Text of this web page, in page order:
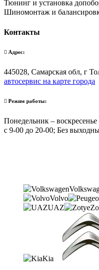
Тюнинг и установка
Шиномонтаж и
Контакты
Адрес:
445028, Самарская обл, г
автосервис на карте города
Режим работы:
Понедельник – воскресенье
с 9-00 до 20-00; Без
Volvo
UAZ
Kia